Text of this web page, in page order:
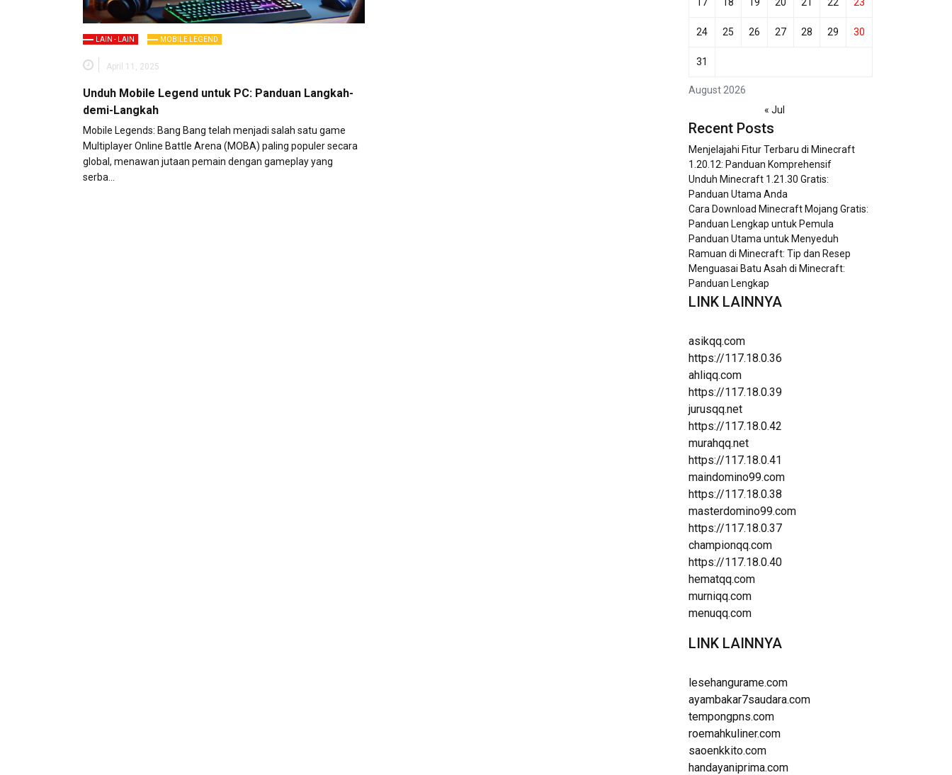
LAIN - LAIN MOBILE LEGEND
April 11, 2025
Unduh Mobile Legend untuk PC: Panduan Langkah-
demi-Langkah
Mobile Legends: Bang Bang telah menjadi salah satu game
Multiplayer Online Battle Arena (MOBA) paling populer secara
global, menawan jutaan pemain dengan gameplay yang
serba…
August 2026
24 25 26 27 28 29 30
31
« Jul
Recent Posts
Menjelajahi Fitur Terbaru di Minecraft
1.20.12: Panduan Komprehensif
Unduh Minecraft 1.21.30 Gratis:
Panduan Utama Anda
Cara Download Minecraft Mojang Gratis:
Panduan Lengkap untuk Pemula
Panduan Utama untuk Menyeduh
Ramuan di Minecraft: Tip dan Resep
Menguasai Batu Asah di Minecraft:
Panduan Lengkap
LINK LAINNYA
asikqq.com
https://117.18.0.36
ahliqq.com
https://117.18.0.39
jurusqq.net
https://117.18.0.42
murahqq.net
https://117.18.0.41
maindomino99.com
https://117.18.0.38
masterdomino99.com
https://117.18.0.37
championqq.com
https://117.18.0.40
hematqq.com
murniqq.com
menuqq.com
LINK LAINNYA
lesehangurame.com
ayambakar7saudara.com
tempongpns.com
roemahkuliner.com
saoenkkito.com
handayaniprima.com